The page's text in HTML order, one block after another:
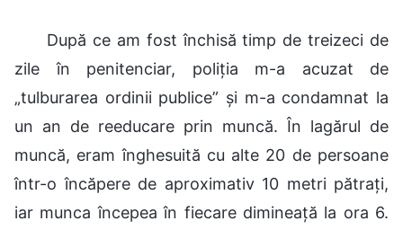
După ce am fost închisă timp de treizeci de
zile în penitenciar, poliția m-a acuzat de
„tulburarea ordinii publice” și m-a condamnat la
un an de reeducare prin muncă. În lagărul de
muncă, eram înghesuită cu alte 20 de persoane
într-o încăpere de aproximativ 10 metri pătrați,
iar munca începea în fiecare dimineață la ora 6.